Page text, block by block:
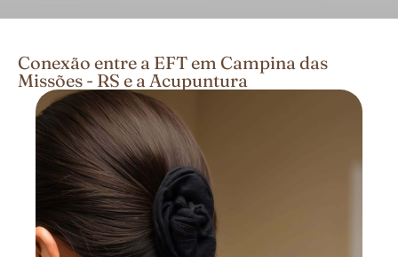
Conexão entre a EFT em Campina das
Missões - RS e a Acupuntura